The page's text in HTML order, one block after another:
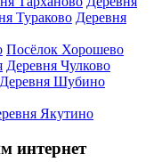
Тураково Деревня
Посёлок Хорошево
Деревня Чулково
Деревня Шубино
Якутино
интернет